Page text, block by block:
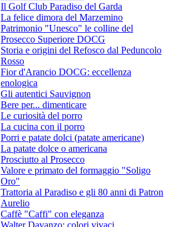
Il Golf Club Paradiso del Garda
La felice dimora del Marzemino
Patrimonio "Unesco" le colline del
Prosecco Superiore DOCG
Storia e origini del Refosco dal Peduncolo
Rosso
Fior d'Arancio DOCG: eccellenza
enologica
Gli autentici Sauvignon
Bere per... dimenticare
Le curiosità del porro
La cucina con il porro
Porri e patate dolci (patate americane)
La patate dolce o americana
Prosciutto al Prosecco
Valore e primato del formaggio "Soligo
Oro"
Trattoria al Paradiso e gli 80 anni di Patron
Aurelio
Caffè "Caffi" con eleganza
Walter Davanzo: colori vivaci